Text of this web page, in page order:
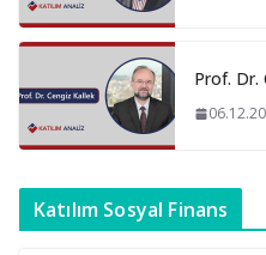
Prof. Dr.
Katılım Sosyal Finans